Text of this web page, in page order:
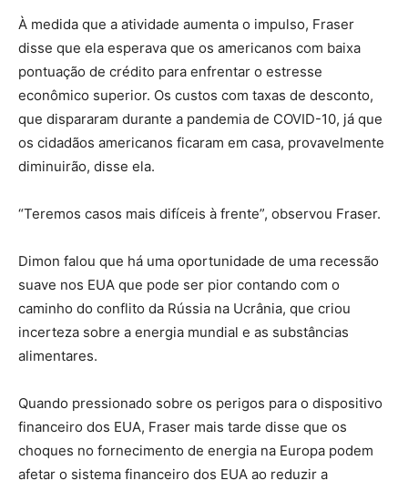
À medida que a atividade aumenta o impulso, Fraser
disse que ela esperava que os americanos com baixa
pontuação de crédito para enfrentar o estresse
econômico superior. Os custos com taxas de desconto,
que dispararam durante a pandemia de COVID-10, já que
os cidadãos americanos ficaram em casa, provavelmente
diminuirão, disse ela.
“Teremos casos mais difíceis à frente”, observou Fraser.
Dimon falou que há uma oportunidade de uma recessão
suave nos EUA que pode ser pior contando com o
caminho do conflito da Rússia na Ucrânia, que criou
incerteza sobre a energia mundial e as substâncias
alimentares.
Quando pressionado sobre os perigos para o dispositivo
financeiro dos EUA, Fraser mais tarde disse que os
choques no fornecimento de energia na Europa podem
afetar o sistema financeiro dos EUA ao reduzir a